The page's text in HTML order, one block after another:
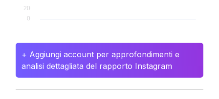
+ Aggiungi account per approfondimenti e
analisi dettagliata del rapporto Instagram